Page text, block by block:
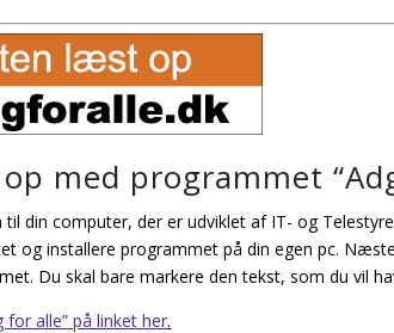
med programmet
til din computer, der er udviklet af IT- og
og installere programmet på din egen pc.
Du skal bare markere den tekst, som du vil
for alle” på linket her.